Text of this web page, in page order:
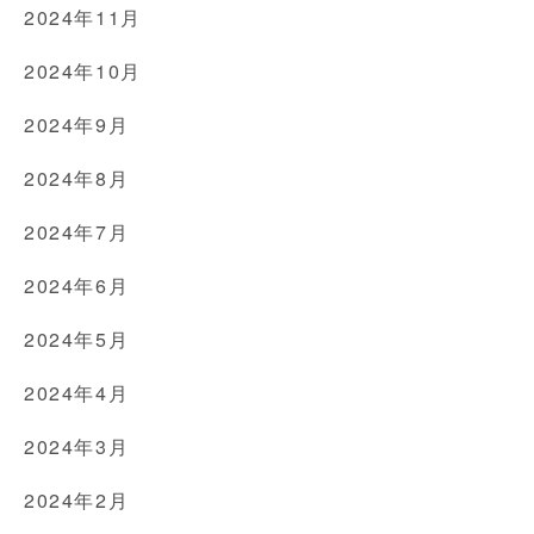
2024年11月
2024年10月
2024年9月
2024年8月
2024年7月
2024年6月
2024年5月
2024年4月
2024年3月
2024年2月